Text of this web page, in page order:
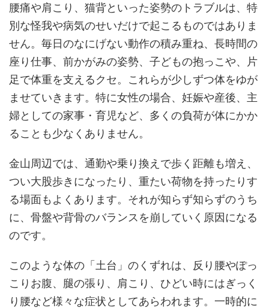
腰痛や肩こり、猫背といった姿勢のトラブルは、特
別な怪我や病気のせいだけで起こるものではありま
せん。毎日のなにげない動作の積み重ね、長時間の
座り仕事、前かがみの姿勢、子どもの抱っこや、片
足で体重を支えるクセ。これらが少しずつ体をゆが
ませていきます。特に女性の場合、妊娠や産後、主
婦としての家事・育児など、多くの負荷が体にかか
ることも少なくありません。
金山周辺では、通勤や乗り換えで歩く距離も増え、
つい大股歩きになったり、重たい荷物を持ったりす
る場面もよくあります。それが知らず知らずのうち
に、骨盤や背骨のバランスを崩していく原因になる
のです。
このような体の「土台」のくずれは、反り腰やぽっ
こりお腹、腿の張り、肩こり、ひどい時にはぎっく
り腰など様々な症状としてあらわれます。一時的に